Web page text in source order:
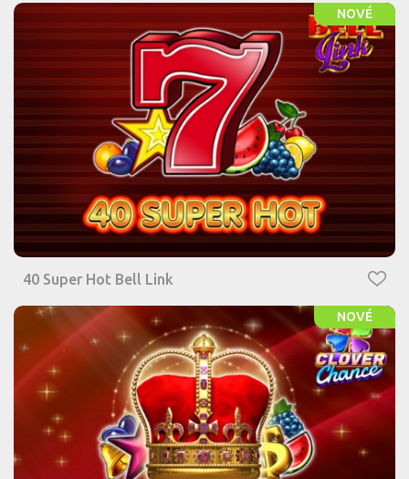
40 Super Hot Bell Link
NOVÉ
NOVÉ